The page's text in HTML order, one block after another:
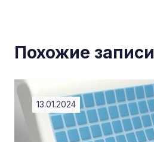
Похожие записи
13.01.2024